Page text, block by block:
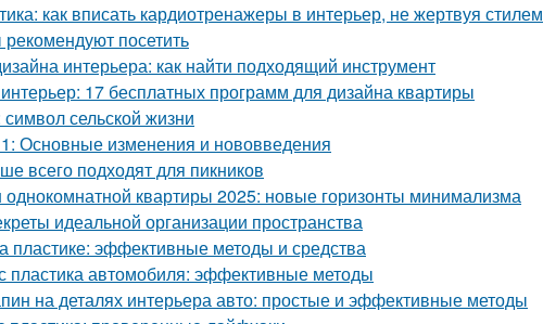
как вписать кардиотренажеры в интерьер, не жертвуя стилем
посетить
интерьера: как найти подходящий инструмент
17 бесплатных программ для дизайна квартиры
сельской жизни
Основные изменения и нововведения
всего подходят для пикников
однокомнатной квартиры 2025: новые горизонты минимализма
идеальной организации пространства
пластике: эффективные методы и средства
пластика автомобиля: эффективные методы
на деталях интерьера авто: простые и эффективные методы